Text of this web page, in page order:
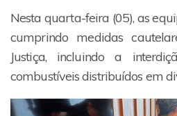
Nesta quarta-feira (05), as
cumprindo medidas
Justiça, incluindo a
combustíveis distribuídos em